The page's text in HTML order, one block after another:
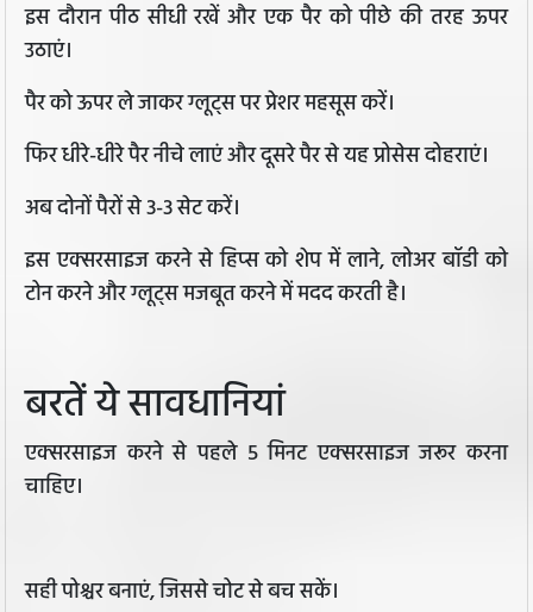
इस दौरान पीठ सीधी रखें और एक पैर को पीछे की तरह ऊपर
उठाएं।
पैर को ऊपर ले जाकर ग्लूट्स पर प्रेशर महसूस करें।
फिर धीरे-धीरे पैर नीचे लाएं और दूसरे पैर से यह प्रोसेस दोहराएं।
अब दोनों पैरों से 3-3 सेट करें।
इस एक्सरसाइज करने से हिप्स को शेप में लाने, लोअर बॉडी को
टोन करने और ग्लूट्स मजबूत करने में मदद करती है।
बरतें ये सावधानियां
एक्सरसाइज करने से पहले 5 मिनट एक्सरसाइज जरूर करना
चाहिए।
सही पोश्चर बनाएं, जिससे चोट से बच सकें।